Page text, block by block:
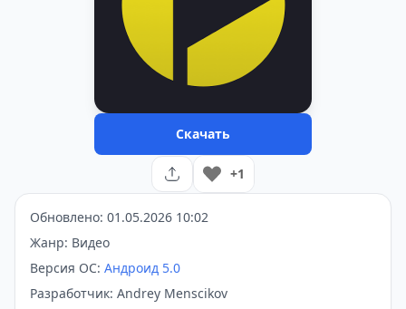
Скачать
+1
Обновлено: 01.05.2026 10:02
Жанр: Видео
Версия ОС: Андроид 5.0
Разработчик: Andrey Menscikov